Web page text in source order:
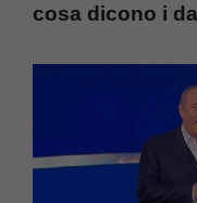
cosa dicono i